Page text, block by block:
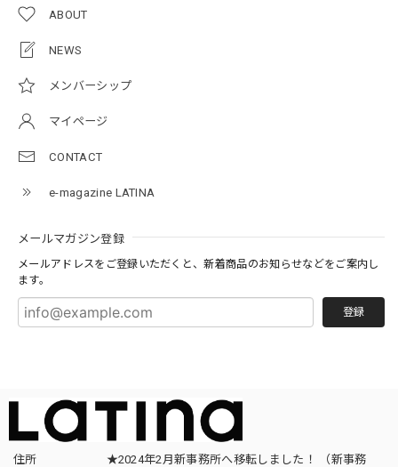
ABOUT
NEWS
メンバーシップ
マイページ
CONTACT
e-magazine LATINA
メールマガジン登録
メールアドレスをご登録いただくと、新着商品のお知らせなどをご案内し
ます。
登録
住所
★2024年2月新事務所へ移転しました！ （新事務